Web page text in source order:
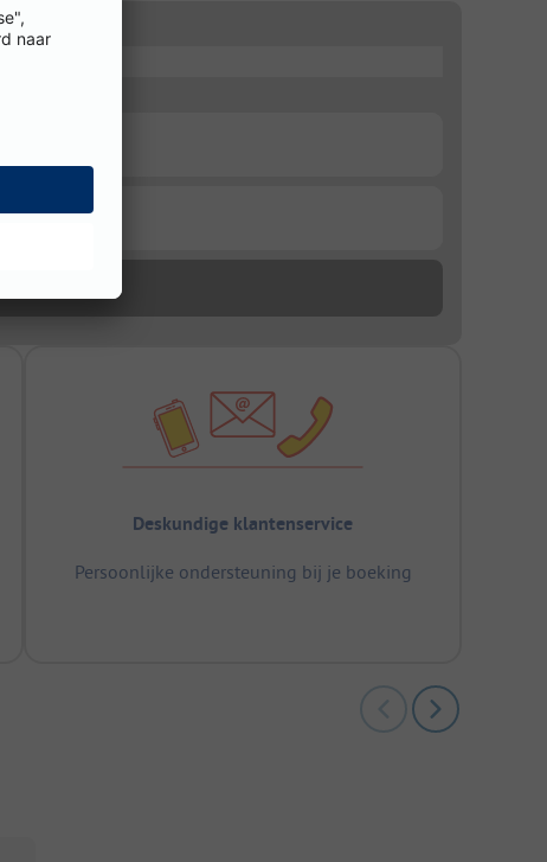
Deskundige klantenservice
Persoonlijke ondersteuning bij je boeking